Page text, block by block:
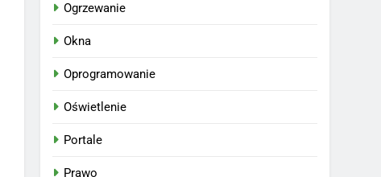
Ogrzewanie
Okna
Oprogramowanie
Oświetlenie
Portale
Prawo